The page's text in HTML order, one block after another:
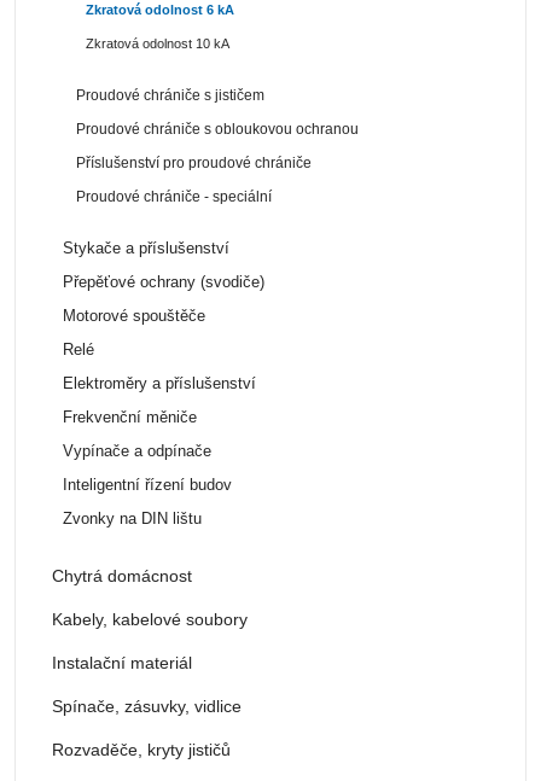
Zkratová odolnost 6 kA
Zkratová odolnost 10 kA
Proudové chrániče s jističem
Proudové chrániče s obloukovou ochranou
Příslušenství pro proudové chrániče
Proudové chrániče - speciální
Stykače a příslušenství
Přepěťové ochrany (svodiče)
Motorové spouštěče
Relé
Elektroměry a příslušenství
Frekvenční měniče
Vypínače a odpínače
Inteligentní řízení budov
Zvonky na DIN lištu
Chytrá domácnost
Kabely, kabelové soubory
Instalační materiál
Spínače, zásuvky, vidlice
Rozvaděče, kryty jističů